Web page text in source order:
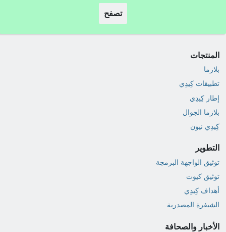
تصفح
المنتجات
بلازما
تطبيقات كِيدِي
إطار كِيدِي
بلازما الجوال
كِيدِي نيون
التطوير
توثيق الواجهة البرمجة
توثيق كيوت
أهداف كِيدِي
الشيفرة المصدرية
الأخبار والصحافة